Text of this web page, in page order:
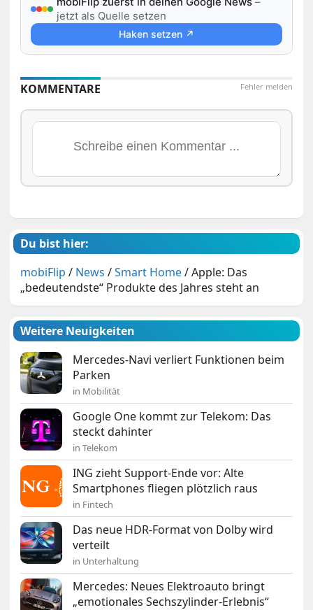
jetzt als Quelle setzen
Haken setzen ↗
Fehler melden
KOMMENTARE
Du bist hier:
mobiFlip / News /Smart Home/Apple: Das
„bedeutendste“ Produkte des Jahres steht an
Weitere Neuigkeiten
Mercedes-Navi verliert Funktionen beim
Parken
in Mobilität
Google One kommt zur Telekom: Das
steckt dahinter
in Telekom
ING zieht Support-Ende vor: Alte
Smartphones fliegen plötzlich raus
in Fintech
Das neue HDR-Format von Dolby wird
verteilt
in Unterhaltung
Mercedes: Neues Elektroauto bringt
„emotionales Sechszylinder-Erlebnis“